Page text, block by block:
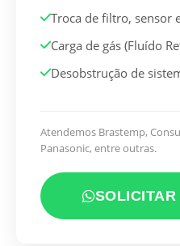
Troca de filtro, sensor
Carga de gás (Fluído
Desobstrução de
Atendemos Brastemp,
Panasonic, entre outras.